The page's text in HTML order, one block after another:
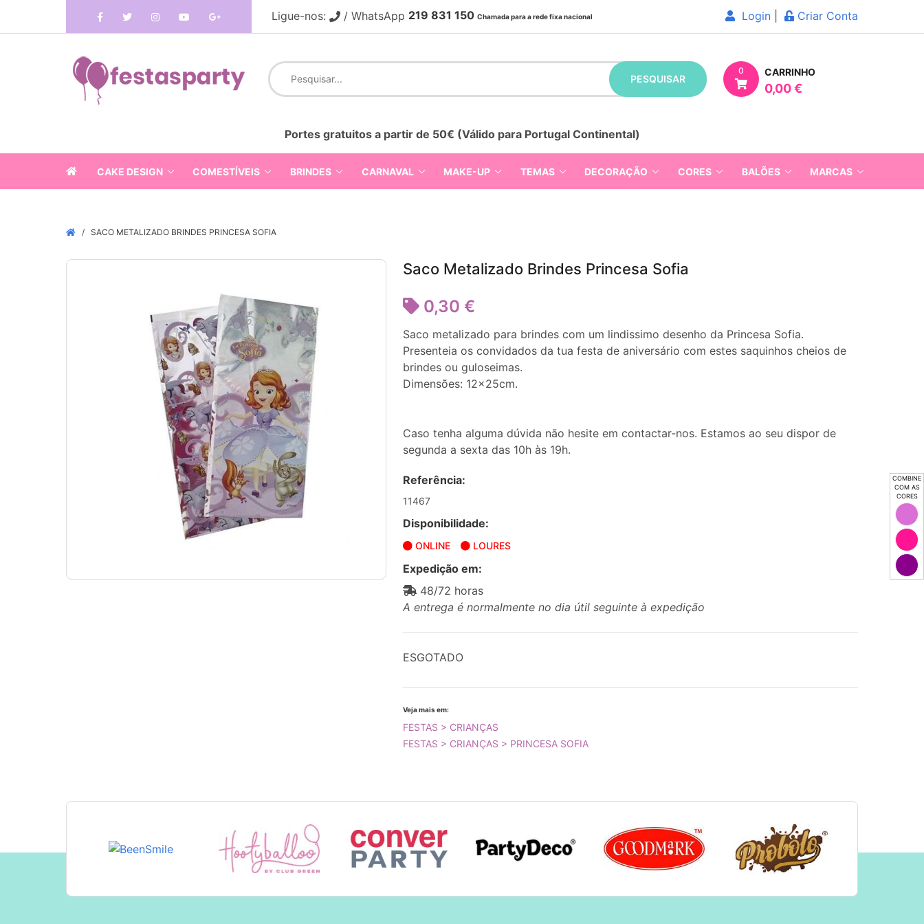
COMBINE
COM AS
CORES
Ligue-nos: / WhatsApp 219 831 150 Chamada para a rede fixa nacional Login Criar Conta
PESQUISAR
0 CARRINHO
0,00 €
Portes gratuitos a partir de 50€ (Válido para Portugal Continental)
CAKE DESIGN COMESTÍVEIS BRINDES CARNAVAL MAKE-UP TEMAS DECORAÇÃO CORES BALÕES MARCAS
SACO METALIZADO BRINDES PRINCESA SOFIA
Saco Metalizado Brindes Princesa Sofia
0,30 €
Saco metalizado para brindes com um lindissimo desenho da Princesa Sofia.
Presenteia os convidados da tua festa de aniversário com estes saquinhos cheios de
brindes ou guloseimas.
Dimensões: 12x25cm.
Caso tenha alguma dúvida não hesite em contactar-nos. Estamos ao seu dispor de
segunda a sexta das 10h às 19h.
Referência:
11467
Disponibilidade:
ONLINE LOURES
Expedição em:
48/72 horas
A entrega é normalmente no dia útil seguinte à expedição
ESGOTADO
Veja mais em:
FESTAS > CRIANÇAS
FESTAS > CRIANÇAS > PRINCESA SOFIA